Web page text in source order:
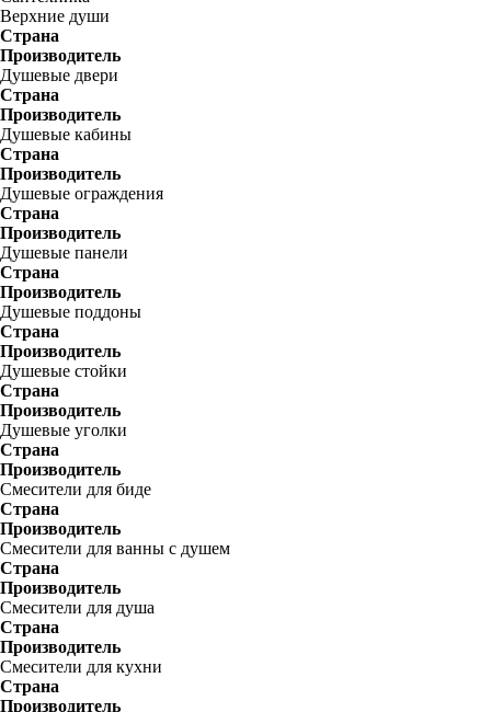
Верхние души
Страна
Производитель
Душевые двери
Страна
Производитель
Душевые кабины
Страна
Производитель
Душевые ограждения
Страна
Производитель
Душевые панели
Страна
Производитель
Душевые поддоны
Страна
Производитель
Душевые стойки
Страна
Производитель
Душевые уголки
Страна
Производитель
Смесители для биде
Страна
Производитель
Смесители для ванны с душем
Страна
Производитель
Смесители для душа
Страна
Производитель
Смесители для кухни
Страна
Производитель